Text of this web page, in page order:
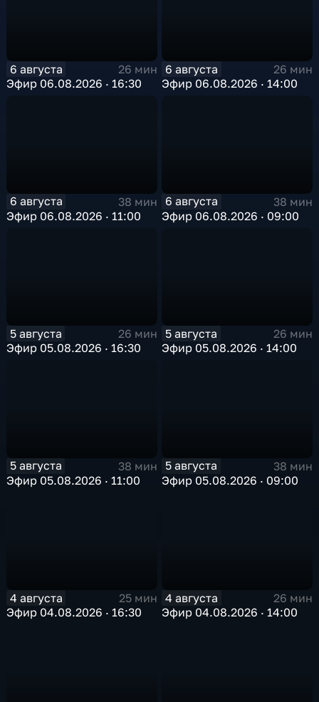
6 августа
26 мин
Эфир 06.08.2026 · 16:30
6 августа
26 мин
Эфир 06.08.2026 · 14:00
6 августа
38 мин
Эфир 06.08.2026 · 11:00
6 августа
38 мин
Эфир 06.08.2026 · 09:00
5 августа
26 мин
Эфир 05.08.2026 · 16:30
5 августа
26 мин
Эфир 05.08.2026 · 14:00
5 августа
38 мин
Эфир 05.08.2026 · 11:00
5 августа
38 мин
Эфир 05.08.2026 · 09:00
4 августа
25 мин
Эфир 04.08.2026 · 16:30
4 августа
26 мин
Эфир 04.08.2026 · 14:00